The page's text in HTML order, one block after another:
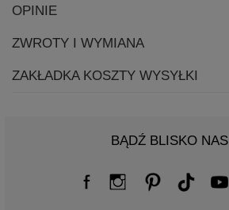
OPINIE
ZWROTY I WYMIANA
ZAKŁADKA KOSZTY WYSYŁKI
BĄDŹ BLISKO NAS